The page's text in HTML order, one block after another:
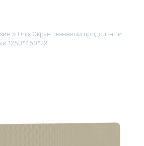
» Onix Экран тканевый продольный
1250*450*22